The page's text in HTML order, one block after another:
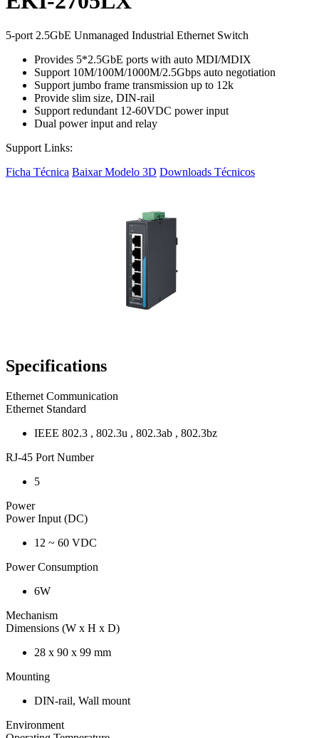
5-port 2.5GbE Unmanaged Industrial Ethernet Switch
Provides 5*2.5GbE ports with auto MDI/MDIX
Support 10M/100M/1000M/2.5Gbps auto negotiation
Support jumbo frame transmission up to 12k
Provide slim size, DIN-rail
Support redundant 12-60VDC power input
Dual power input and relay
Support Links:
Ficha Técnica Baixar Modelo 3D Downloads Técnicos
Specifications
Ethernet Communication
Ethernet Standard
IEEE 802.3 , 802.3u , 802.3ab , 802.3bz
RJ-45 Port Number
5
Power
Power Input (DC)
12 ~ 60 VDC
Power Consumption
6W
Mechanism
Dimensions (W x H x D)
28 x 90 x 99 mm
Mounting
DIN-rail, Wall mount
Environment